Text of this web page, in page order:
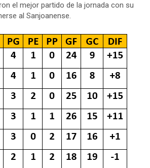
el mejor partido de la jornada con su
al Sanjoanense.